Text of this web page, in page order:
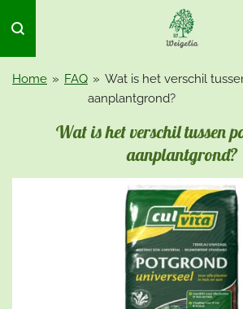
direct
naar
de
Home » FAQ » Wat is het verschil
aanplantgrond?
Wat is het verschil tussen
aanplantgrond?